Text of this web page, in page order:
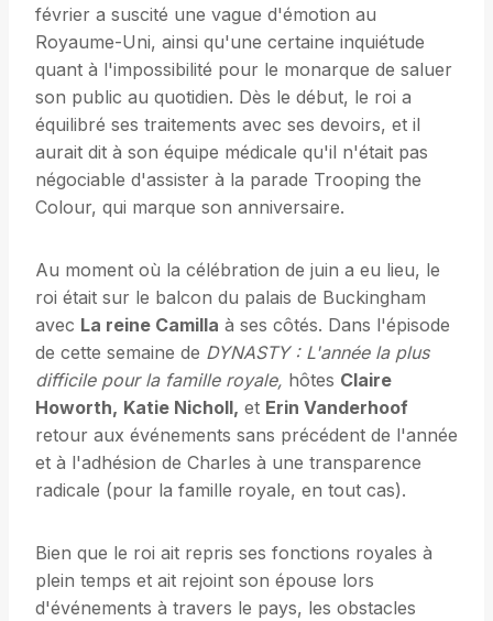
février a suscité une vague d'émotion au
Royaume-Uni, ainsi qu'une certaine inquiétude
quant à l'impossibilité pour le monarque de saluer
son public au quotidien. Dès le début, le roi a
équilibré ses traitements avec ses devoirs, et il
aurait dit à son équipe médicale qu'il n'était pas
négociable d'assister à la parade Trooping the
Colour, qui marque son anniversaire.
Au moment où la célébration de juin a eu lieu, le
roi était sur le balcon du palais de Buckingham
avec La reine Camilla à ses côtés. Dans l'épisode
de cette semaine de DYNASTY : L'année la plus
difficile pour la famille royale, hôtes Claire
Howorth, Katie Nicholl, et Erin Vanderhoof
retour aux événements sans précédent de l'année
et à l'adhésion de Charles à une transparence
radicale (pour la famille royale, en tout cas).
Bien que le roi ait repris ses fonctions royales à
plein temps et ait rejoint son épouse lors
d'événements à travers le pays, les obstacles